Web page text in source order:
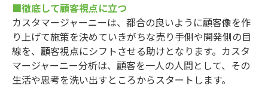
■徹底して顧客視点に立つ
カスタマージャーニーは、都合の良いように顧客像を作
り上げて施策を決めていきがちな売り手側や開発側の目
線を、顧客視点にシフトさせる助けとなります。カスタ
マージャーニー分析は、顧客を一人の人間として、その
生活や思考を洗い出すところからスタートします。